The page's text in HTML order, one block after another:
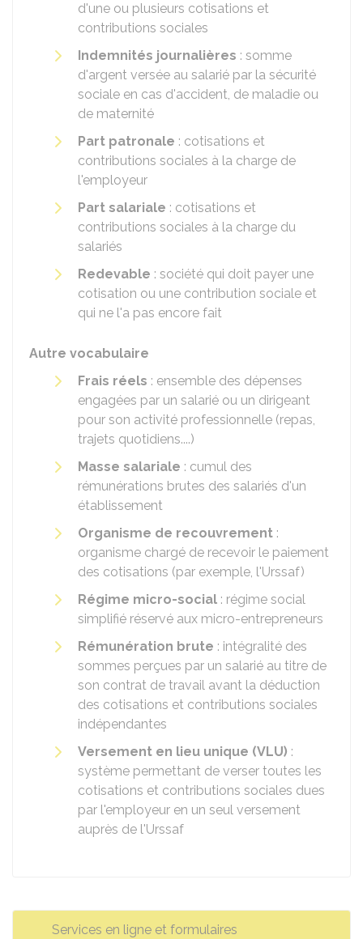
d'une ou plusieurs cotisations et
contributions sociales
Indemnités journalières : somme
d'argent versée au salarié par la sécurité
sociale en cas d'accident, de maladie ou
de maternité
Part patronale : cotisations et
contributions sociales à la charge de
l'employeur
Part salariale : cotisations et
contributions sociales à la charge du
salariés
Redevable : société qui doit payer une
cotisation ou une contribution sociale et
qui ne l'a pas encore fait
Autre vocabulaire
Frais réels : ensemble des dépenses
engagées par un salarié ou un dirigeant
pour son activité professionnelle (repas,
trajets quotidiens....)
Masse salariale : cumul des
rémunérations brutes des salariés d'un
établissement
Organisme de recouvrement :
organisme chargé de recevoir le paiement
des cotisations (par exemple, l'Urssaf)
Régime micro-social : régime social
simplifié réservé aux micro-entrepreneurs
Rémunération brute : intégralité des
sommes perçues par un salarié au titre de
son contrat de travail avant la déduction
des cotisations et contributions sociales
indépendantes
Versement en lieu unique (VLU) :
système permettant de verser toutes les
cotisations et contributions sociales dues
par l'employeur en un seul versement
auprès de l'Urssaf
Services en ligne et formulaires